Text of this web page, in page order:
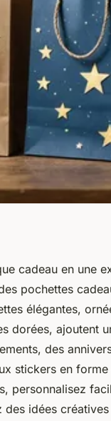
magie
•11 min de lecture
cadeau en une
pochettes
élégantes,
dorées, ajoutent
des
stickers en
personnalisez
des idées